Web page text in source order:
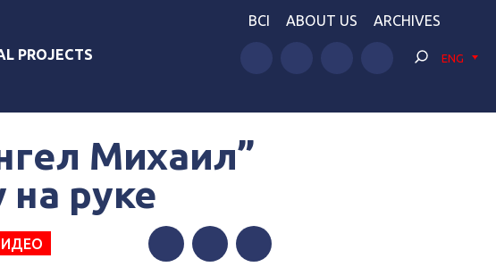
PROJECTS
BCI ABOUT US ARCHIVES
ENG
Михаил”
на руке